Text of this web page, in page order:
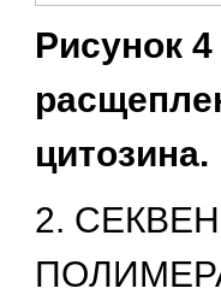
Рисунок
цитозина.
2.